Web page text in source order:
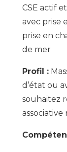
CSE actif
avec prise
prise en
de mer
Profil :
d’état ou
souhaitez